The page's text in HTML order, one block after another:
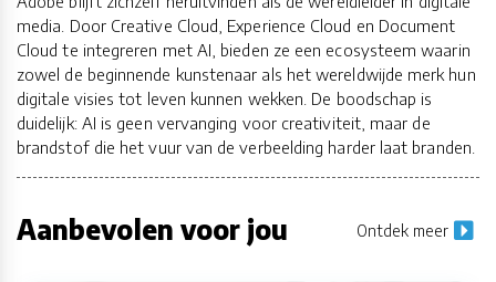
media. Door Creative Cloud, Experience Cloud en Document
Cloud te integreren met AI, bieden ze een ecosysteem waarin
zowel de beginnende kunstenaar als het wereldwijde merk hun
digitale visies tot leven kunnen wekken. De boodschap is
duidelijk: AI is geen vervanging voor creativiteit, maar de
brandstof die het vuur van de verbeelding harder laat branden.
Aanbevolen voor jou Ontdek meer